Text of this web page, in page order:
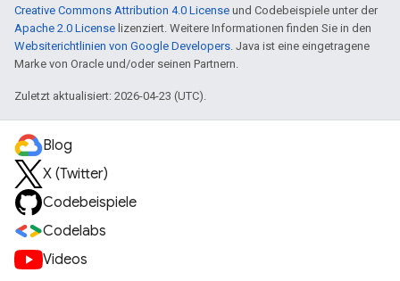
Creative Commons Attribution 4.0 License und Codebeispiele unter der
Apache 2.0 License lizenziert. Weitere Informationen finden Sie in den
Websiterichtlinien von Google Developers. Java ist eine eingetragene
Marke von Oracle und/oder seinen Partnern.
Zuletzt aktualisiert: 2026-04-23 (UTC).
Blog
X (Twitter)
Codebeispiele
Codelabs
Videos